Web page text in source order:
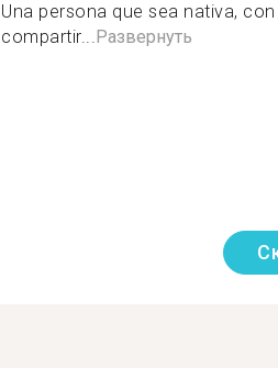
Una persona que sea nativa,
compartir...Развернуть